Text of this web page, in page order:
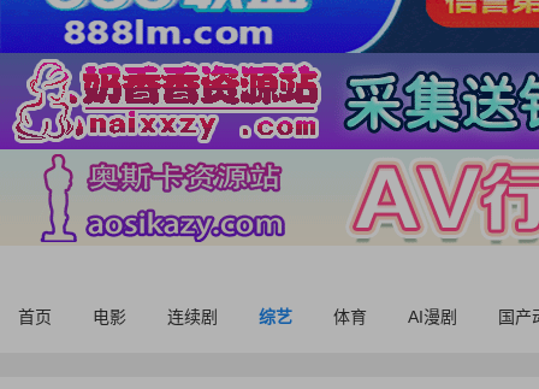
首页 电影 连续剧 综艺 体育 AI漫剧 国产